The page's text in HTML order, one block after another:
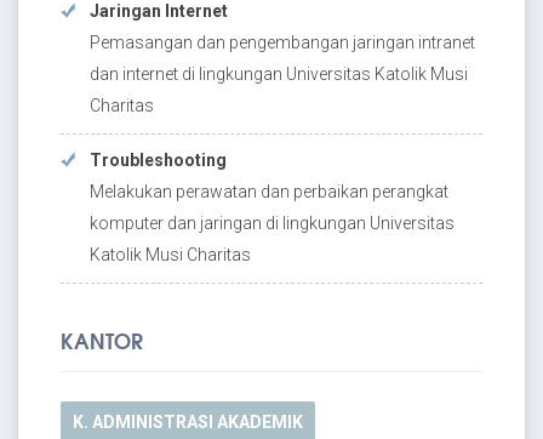
Jaringan Internet
Pemasangan dan pengembangan jaringan intranet
dan internet di lingkungan Universitas Katolik Musi
Charitas
Troubleshooting
Melakukan perawatan dan perbaikan perangkat
komputer dan jaringan di lingkungan Universitas
Katolik Musi Charitas
KANTOR
K. ADMINISTRASI AKADEMIK